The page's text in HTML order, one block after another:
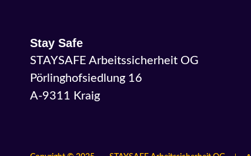
Stay Safe
STAYSAFE Arbeitssicherheit OG
Pörlinghofsiedlung 16
A-9311 Kraig